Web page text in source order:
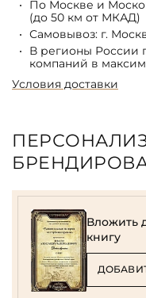
По Москве и
(до 50 км от МКАД)
Самовывоз: г.
В регионы России
компаний в
Условия доставки
Вложить
книгу